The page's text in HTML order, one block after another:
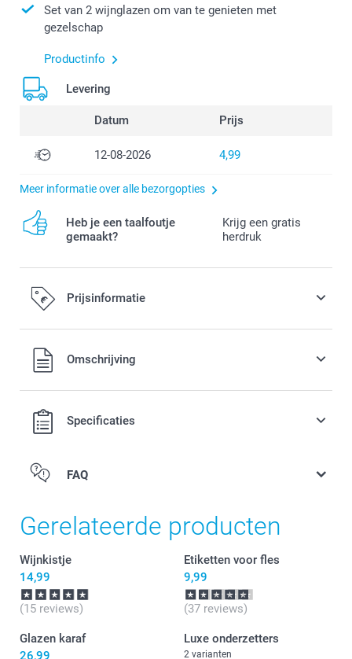
Set van 2 wijnglazen om van te genieten met
gezelschap
Productinfo
Levering
Datum Prijs
12-08-2026 4,99
Meer informatie over alle bezorgopties
Heb je een taalfoutje
gemaakt?
Krijg een gratis
herdruk
Prijsinformatie
Alle prijzen zijn in EURO (€) inclusief BTW en exclusief
verzendkosten.Omschrijving
Specificaties
FAQ
Gerelateerde producten
Wijnkistje
14,99
(15 reviews)
Etiketten voor fles
9,99
(37 reviews)
Glazen karaf
Luxe onderzetters
2 varianten